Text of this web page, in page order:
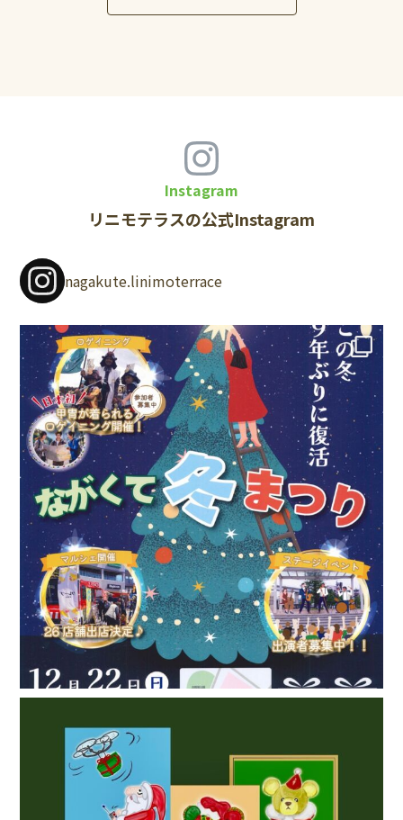
Instagram
リニモテラスの公式Instagram
nagakute.linimoterrace